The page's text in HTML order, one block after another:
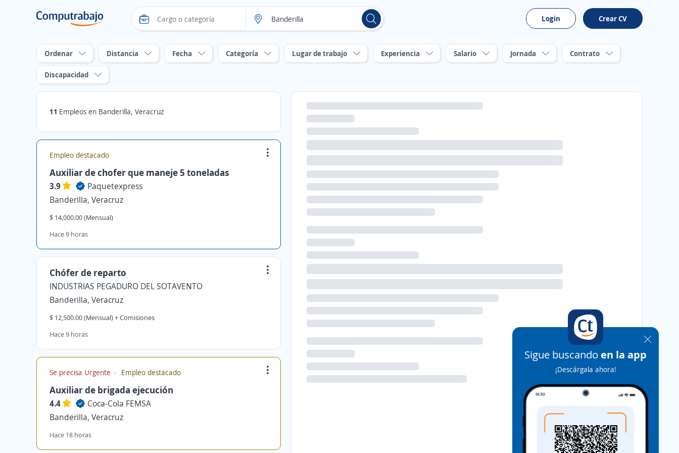
Login Crear CV
Ordenar Distancia Fecha Categoría Lugar de trabajo Experiencia Salario Jornada Contrato
Discapacidad
11 Empleos en Banderilla, Veracruz
Empleo destacado
Auxiliar de chofer que maneje 5 toneladas
3.9
Paquetexpress
Banderilla, Veracruz
$ 14,000.00 (Mensual)
Hace 9 horas
Chófer de reparto
INDUSTRIAS PEGADURO DEL SOTAVENTO
Banderilla, Veracruz
$ 12,500.00 (Mensual) + Comisiones
Hace 9 horas
Se precisa Urgente Empleo destacado
Auxiliar de brigada ejecución
4.4
Coca-Cola FEMSA
Banderilla, Veracruz
Hace 18 horas
Sigue buscando en la app
¡Descárgala ahora!